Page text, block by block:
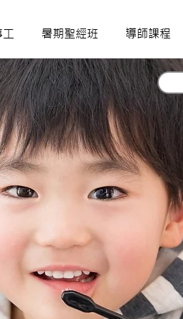
工 暑期聖經班 導師課程